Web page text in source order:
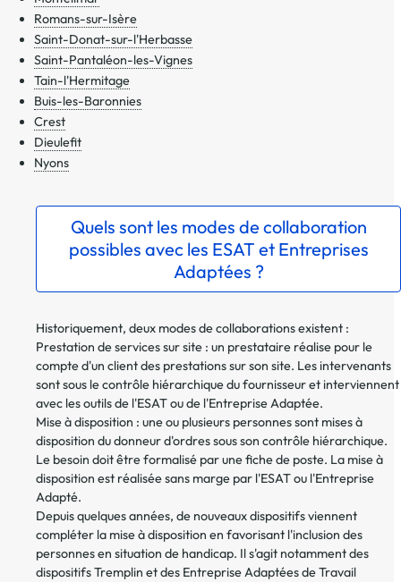
Romans-sur-Isère
Saint-Donat-sur-l'Herbasse
Saint-Pantaléon-les-Vignes
Tain-l'Hermitage
Buis-les-Baronnies
Crest
Dieulefit
Nyons
Quels sont les modes de collaboration
possibles avec les ESAT et Entreprises
Adaptées ?
Historiquement, deux modes de collaborations existent :
Prestation de services sur site : un prestataire réalise pour le
compte d'un client des prestations sur son site. Les intervenants
sont sous le contrôle hiérarchique du fournisseur et interviennent
avec les outils de l'ESAT ou de l'Entreprise Adaptée.
Mise à disposition : une ou plusieurs personnes sont mises à
disposition du donneur d'ordres sous son contrôle hiérarchique.
Le besoin doit être formalisé par une fiche de poste. La mise à
disposition est réalisée sans marge par l'ESAT ou l'Entreprise
Adapté.
Depuis quelques années, de nouveaux dispositifs viennent
compléter la mise à disposition en favorisant l'inclusion des
personnes en situation de handicap. Il s'agit notamment des
dispositifs Tremplin et des Entreprise Adaptées de Travail